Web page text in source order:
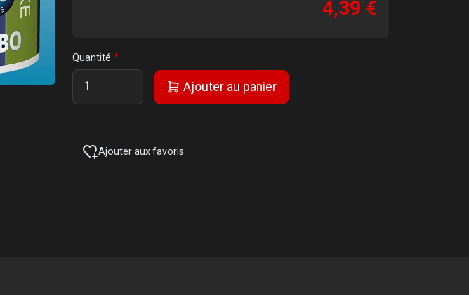
4,39 €
Quantité
Ajouter au panier
Ajouter aux favoris